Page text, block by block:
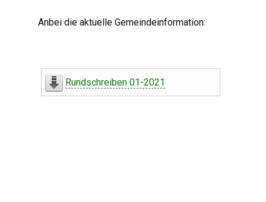
Anbei die aktuelle Gemeindeinformation:
Rundschreiben 01-2021